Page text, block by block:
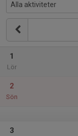
1
Lör
2
Sön
3